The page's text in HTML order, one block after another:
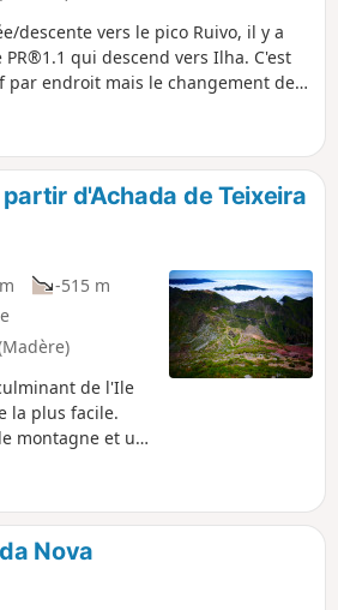
descente vers le pico Ruivo, il y a
qui descend vers Ilha. C'est
endroit mais le changement de
de dénivelé) car il fallait remonter
à Achado do Texeira (départ vers
plus motivés en revanche il y a la
descendre et rejoindre la Levada do
vers le remonter vers
d'Achada de Teixeira
-515 m
de l'Ile
la plus facile.
montagne et un
Nova